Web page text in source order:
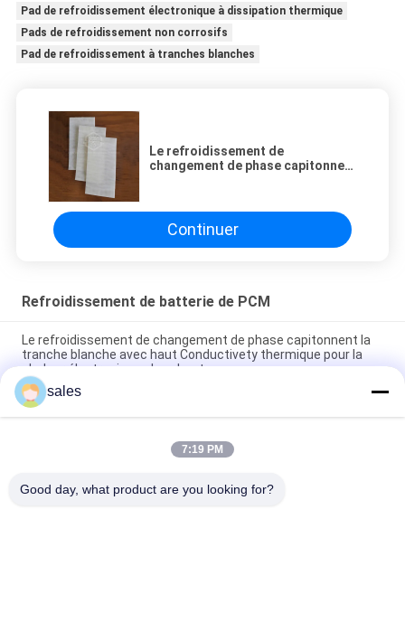
Pad de refroidissement électronique à dissipation thermique
Pads de refroidissement non corrosifs
Pad de refroidissement à tranches blanches
Le refroidissement de
changement de phase capitonnent
chaleur électronique absorbant
Continuer
Refroidissement de batterie de PCM
Le refroidissement de changement de phase capitonnent la
tranche blanche avec haut Conductivety thermique pour la
chaleur électronique absorbant
Le graphite non explosif de 55 degrés a mélangé le
refroidissement de batterie de PCM
Refroidissement élevé de batterie de PCM de conduction
sales
7:19 PM
Good day, what product are you looking for?